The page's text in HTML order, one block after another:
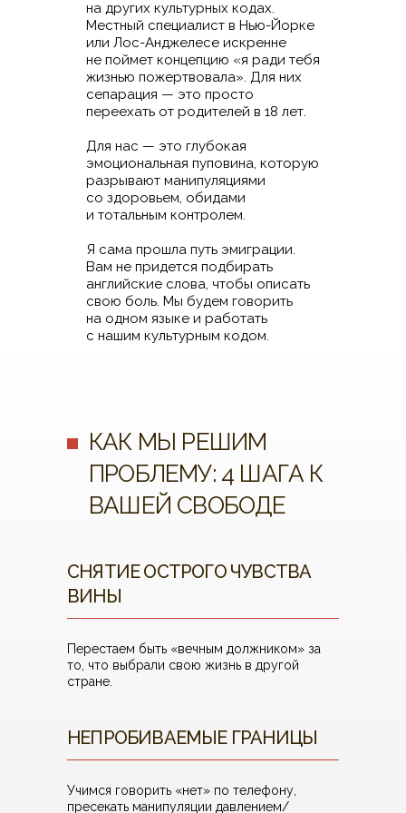
на других культурных кодах.
Местный специалист в Нью-Йорке
или Лос-Анджелесе искренне
не поймет концепцию «я ради тебя
жизнью пожертвовала». Для них
сепарация — это просто
переехать от родителей в 18 лет.
Для нас — это глубокая
эмоциональная пуповина, которую
разрывают манипуляциями
со здоровьем, обидами
и тотальным контролем.
Я сама прошла путь эмиграции.
Вам не придется подбирать
английские слова, чтобы описать
свою боль. Мы будем говорить
на одном языке и работать
с нашим культурным кодом.
СНЯТИЕ ОСТРОГО ЧУВСТВА
ВИНЫ
Перестаем быть «вечным должником» за
то, что выбрали свою жизнь в другой
стране.
НЕПРОБИВАЕМЫЕ ГРАНИЦЫ
Учимся говорить «нет» по телефону,
пресекать манипуляции давлением/
КАК МЫ РЕШИМ
ПРОБЛЕМУ: 4 ШАГА К
ВАШЕЙ СВОБОДЕ